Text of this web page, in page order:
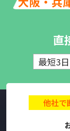
直
最短3日
他社で